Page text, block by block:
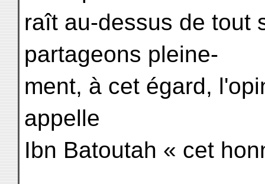
raît au-dessus de tout
partageons pleine-
ment, à cet égard,
appelle
Ibn Batoutah « cet